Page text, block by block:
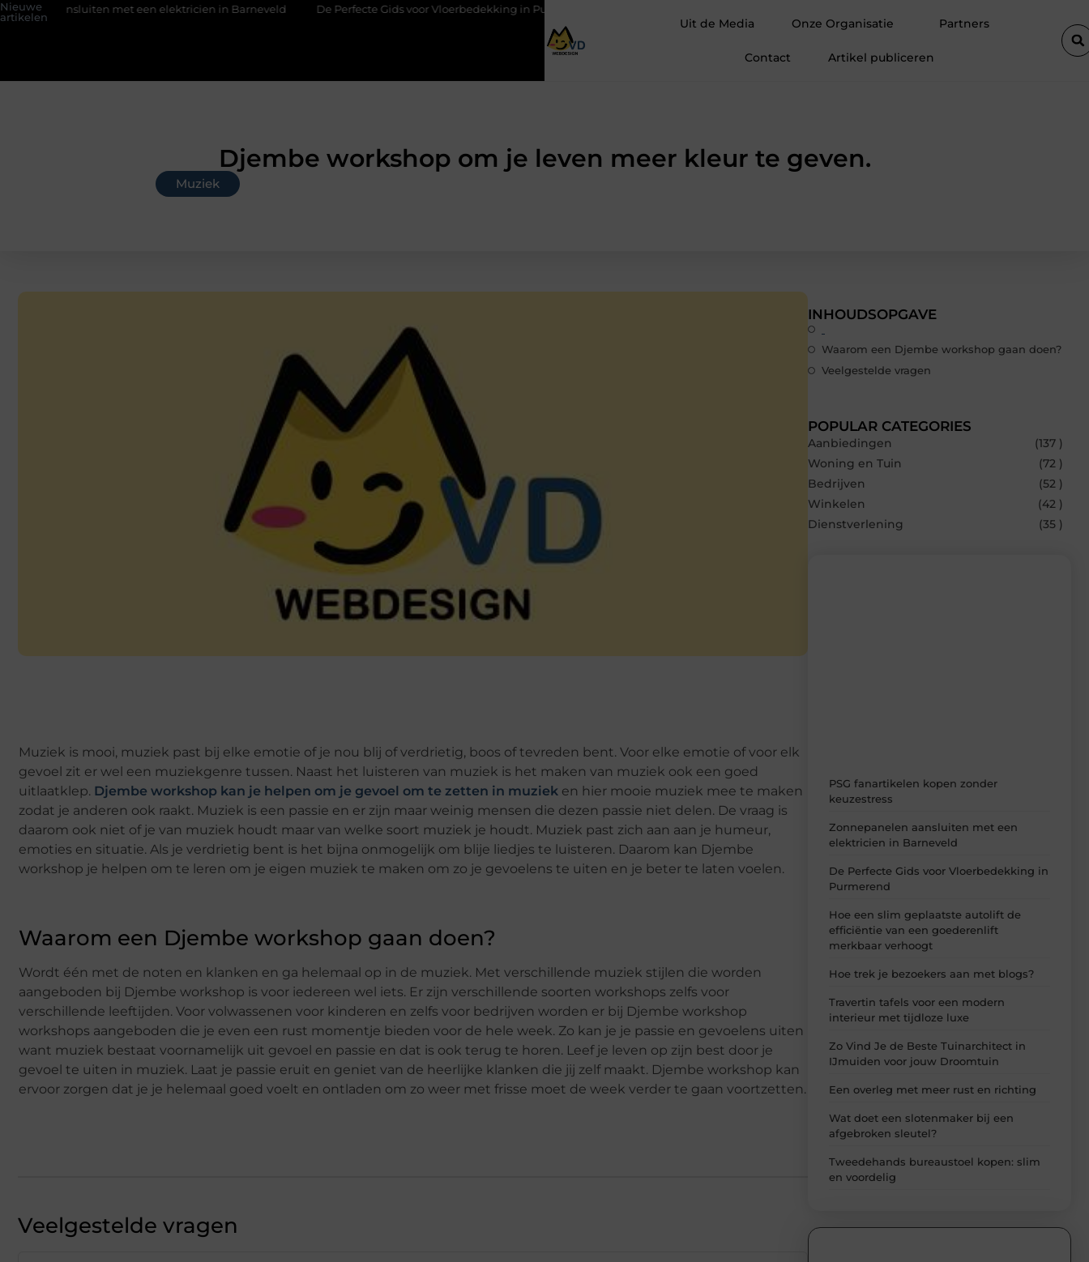
Nieuwe
artikelen
met een elektricien in Barneveld De Perfecte Gids voor Vloerbedekking in Purmerend
Uit de Media Onze Organisatie Partners
Contact Artikel publiceren
Djembe workshop om je leven meer kleur te geven.
Muziek
Muziek is mooi, muziek past bij elke emotie of je nou blij of verdrietig, boos of tevreden bent. Voor elke emotie of voor elk
gevoel zit er wel een muziekgenre tussen. Naast het luisteren van muziek is het maken van muziek ook een goed
uitlaatklep. Djembe workshop kan je helpen om je gevoel om te zetten in muziek en hier mooie muziek mee te maken
zodat je anderen ook raakt. Muziek is een passie en er zijn maar weinig mensen die dezen passie niet delen. De vraag is
daarom ook niet of je van muziek houdt maar van welke soort muziek je houdt. Muziek past zich aan aan je humeur,
emoties en situatie. Als je verdrietig bent is het bijna onmogelijk om blije liedjes te luisteren. Daarom kan Djembe
workshop je helpen om te leren om je eigen muziek te maken om zo je gevoelens te uiten en je beter te laten voelen.
Waarom een Djembe workshop gaan doen?
Wordt één met de noten en klanken en ga helemaal op in de muziek. Met verschillende muziek stijlen die worden
aangeboden bij Djembe workshop is voor iedereen wel iets. Er zijn verschillende soorten workshops zelfs voor
verschillende leeftijden. Voor volwassenen voor kinderen en zelfs voor bedrijven worden er bij Djembe workshop
workshops aangeboden die je even een rust momentje bieden voor de hele week. Zo kan je je passie en gevoelens uiten
want muziek bestaat voornamelijk uit gevoel en passie en dat is ook terug te horen. Leef je leven op zijn best door je
gevoel te uiten in muziek. Laat je passie eruit en geniet van de heerlijke klanken die jij zelf maakt. Djembe workshop kan
ervoor zorgen dat je je helemaal goed voelt en ontladen om zo weer met frisse moet de week verder te gaan voortzetten.
Veelgestelde vragen
INHOUDSOPGAVE
Waarom een Djembe workshop gaan doen?
Veelgestelde vragen
POPULAR CATEGORIES
Aanbiedingen
(137 )
Woning en Tuin
(72 )
Bedrijven
(52 )
Winkelen
(42 )
Dienstverlening
(35 )
PSG fanartikelen kopen zonder
keuzestress
Zonnepanelen aansluiten met een
elektricien in Barneveld
De Perfecte Gids voor Vloerbedekking in
Purmerend
Hoe een slim geplaatste autolift de
efficiëntie van een goederenlift
merkbaar verhoogt
Hoe trek je bezoekers aan met blogs?
Travertin tafels voor een modern
interieur met tijdloze luxe
Zo Vind Je de Beste Tuinarchitect in
IJmuiden voor jouw Droomtuin
Een overleg met meer rust en richting
Wat doet een slotenmaker bij een
afgebroken sleutel?
Tweedehands bureaustoel kopen: slim
en voordelig